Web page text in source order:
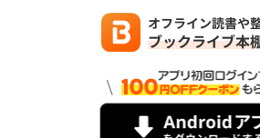
週刊東洋経済 2025年9/27・
880円 (税込)
あらすじを表示する